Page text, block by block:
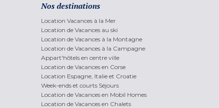
Nos destinations
Location Vacances à la Mer
Location de Vacances au ski
Location de Vacances à la Montagne
Location de Vacances à la Campagne
Appart'hôtels en centre ville
Location de Vacances en Corse
Location Espagne, Italie et Croatie
Week-ends et courts Séjours
Location de Vacances en Mobil Homes
Location de Vacances en Chalets